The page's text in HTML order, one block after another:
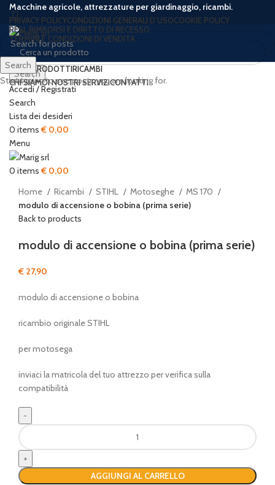
Macchine agricole, attrezzature per giardinaggio, ricambi.
PRIVACY POLICYCONDIZIONI GENERALI D’USOCOOKIE POLICY
RESI, RIMBORSI E DIRITTO DI RECESSO
TERMINI E CONDIZIONI DI VENDITA
Search
Accedi / Registrati
Search
Lista dei desideri
0 items € 0,00
Menu
0 items € 0,00
HOME PRODOTTIRICAMBI
CHI SIAMOI NOSTRI SERVIZICONTATTI
Click to enlarge
Home Ricambi STIHL Motoseghe
MS 170
modulo di accensione o bobina (prima serie)
Back to products
modulo di accensione o bobina (prima serie)
€ 27,90
modulo di accensione o bobina
ricambio originale STIHL
per motosega
inviaci la matricola del tuo attrezzo per verifica sulla
compatibilità
modulo
di
accensione
o
AGGIUNGI AL CARRELLO
Search
Start typing to see posts you are looking for.